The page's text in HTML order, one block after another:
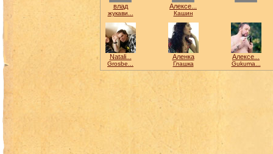
влад
жукави...
Алексе...
Кашин
Natali...
Grosbe...
Аленка
Глашка
Алексе...
Gukuma...